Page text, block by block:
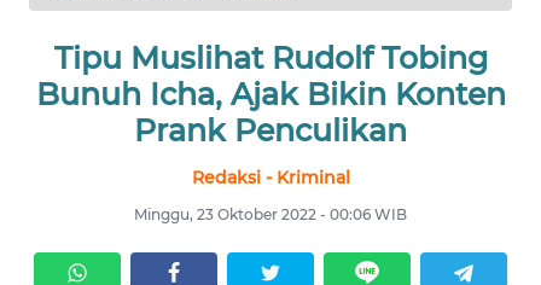
Tipu Muslihat Rudolf Tobing
Bunuh Icha, Ajak Bikin Konten
Prank Penculikan
Redaksi - Kriminal
Minggu, 23 Oktober 2022 - 00:06 WIB
NASIONAL
KRIMINAL